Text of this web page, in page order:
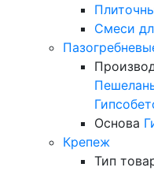
Смеси
Основа
Крепеж
Тип